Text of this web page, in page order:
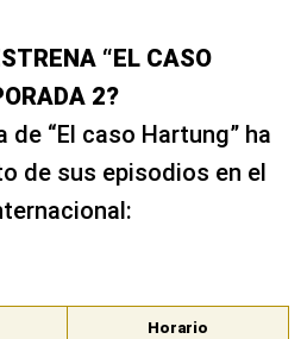
“EL CASO
2?
de “El caso Hartung” ha
de sus episodios en el
Horario